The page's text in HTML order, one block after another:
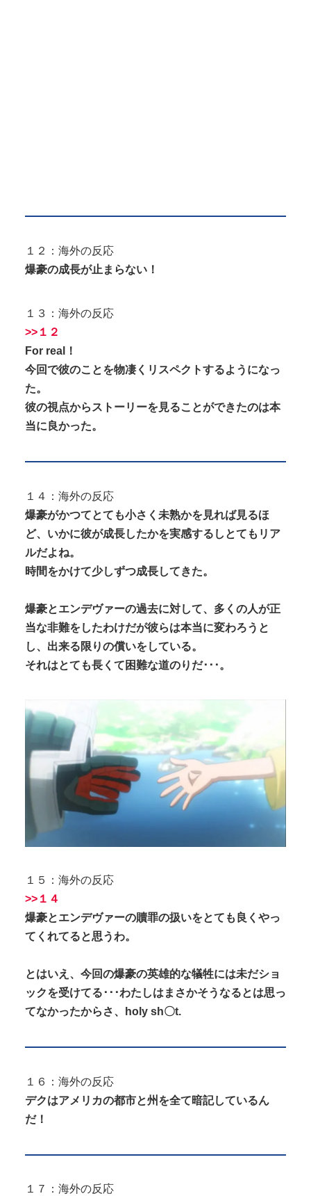
１２：海外の反応
爆豪の成長が止まらない！
１３：海外の反応
>>１２
For real！
今回で彼のことを物凄くリスペクトするようになっ
た。
彼の視点からストーリーを見ることができたのは本
当に良かった。
１４：海外の反応
爆豪がかつてとても小さく未熟かを見れば見るほ
ど、いかに彼が成長したかを実感するしとてもリア
ルだよね。
時間をかけて少しずつ成長してきた。
爆豪とエンデヴァーの過去に対して、多くの人が正
当な非難をしたわけだが彼らは本当に変わろうと
し、出来る限りの償いをしている。
それはとても長くて困難な道のりだ･･･。
１５：海外の反応
>>１４
爆豪とエンデヴァーの贖罪の扱いをとても良くやっ
てくれてると思うわ。
とはいえ、今回の爆豪の英雄的な犠牲には未だショ
ックを受けてる･･･わたしはまさかそうなるとは思っ
てなかったからさ、holy sh〇t.
１６：海外の反応
デクはアメリカの都市と州を全て暗記しているん
だ！
１７：海外の反応